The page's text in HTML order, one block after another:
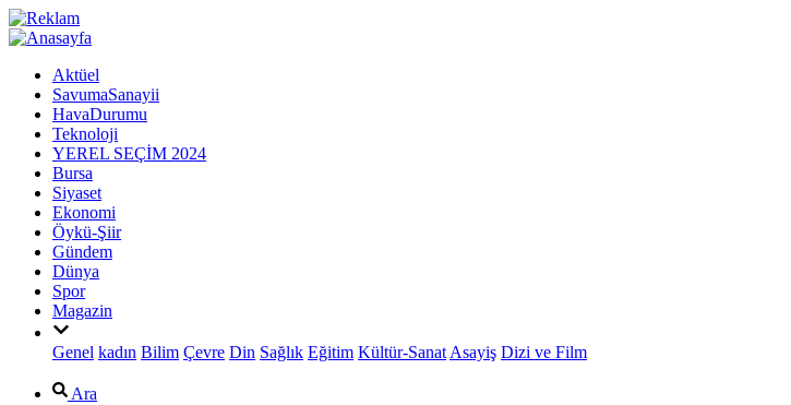
Aktüel
SavumaSanayii
HavaDurumu
Teknoloji
YEREL SEÇİM 2024
Bursa
Siyaset
Ekonomi
Öykü-Şiir
Gündem
Dünya
Spor
Magazin
Genel kadın Bilim Çevre Din Sağlık Eğitim Kültür-Sanat Asayiş Dizi ve Film
Ara